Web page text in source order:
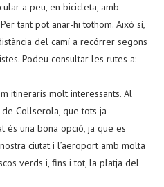
a peu, en bicicleta, amb
tant pot anar-hi tothom. Això sí,
del camí a recórrer segons
Podeu consultar les rutes a:
itineraris molt interessants. Al
Collserola, que tots ja
és una bona opció, ja que es
ciutat i l’aeroport amb molta
verds i, fins i tot, la platja del